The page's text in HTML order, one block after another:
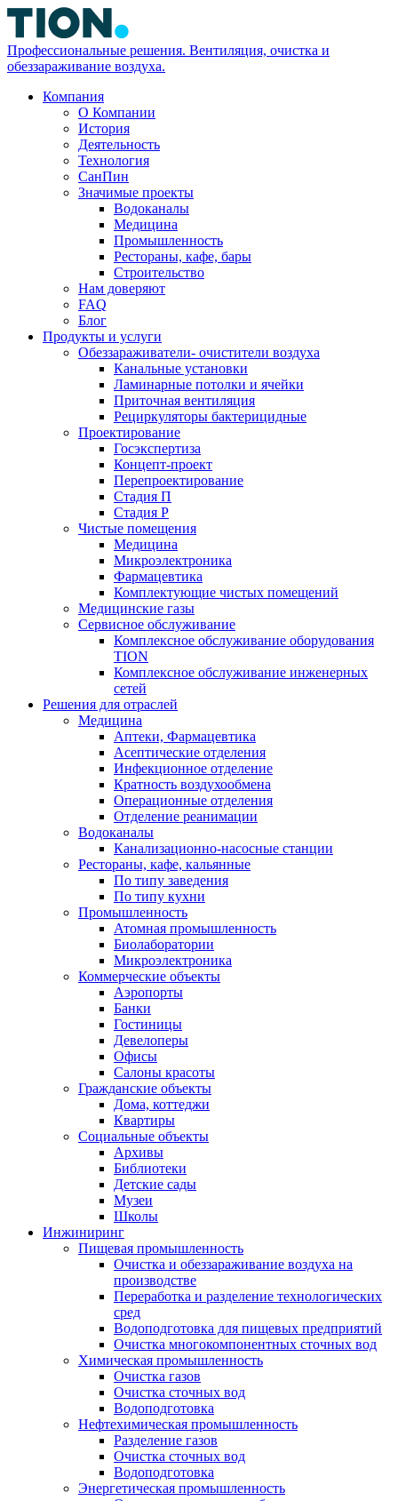
Профессиональные решения. Вентиляция, очистка и
обеззараживание воздуха.
Компания
О Компании
История
Деятельность
Технология
СанПин
Значимые проекты
Водоканалы
Медицина
Промышленность
Рестораны, кафе, бары
Строительство
Нам доверяют
FAQ
Блог
Продукты и услуги
Обеззараживатели- очистители воздуха
Канальные установки
Ламинарные потолки и ячейки
Приточная вентиляция
Рециркуляторы бактерицидные
Проектирование
Госэкспертиза
Концепт-проект
Перепроектирование
Стадия П
Стадия Р
Чистые помещения
Медицина
Микроэлектроника
Фармацевтика
Комплектующие чистых помещений
Медицинские газы
Сервисное обслуживание
Комплексное обслуживание оборудования
TION
Комплексное обслуживание инженерных
сетей
Решения для отраслей
Медицина
Аптеки, Фармацевтика
Асептические отделения
Инфекционное отделение
Кратность воздухообмена
Операционные отделения
Отделение реанимации
Водоканалы
Канализационно-насосные станции
Рестораны, кафе, кальянные
По типу заведения
По типу кухни
Промышленность
Атомная промышленность
Биолаборатории
Микроэлектроника
Коммерческие объекты
Аэропорты
Банки
Гостиницы
Девелоперы
Офисы
Салоны красоты
Гражданские объекты
Дома, коттеджи
Квартиры
Социальные объекты
Архивы
Библиотеки
Детские сады
Музеи
Школы
Инжиниринг
Пищевая промышленность
Очистка и обеззараживание воздуха на
производстве
Переработка и разделение технологических
сред
Водоподготовка для пищевых предприятий
Очистка многокомпонентных сточных вод
Химическая промышленность
Очистка газов
Очистка сточных вод
Водоподготовка
Нефтехимическая промышленность
Разделение газов
Очистка сточных вод
Водоподготовка
Энергетическая промышленность